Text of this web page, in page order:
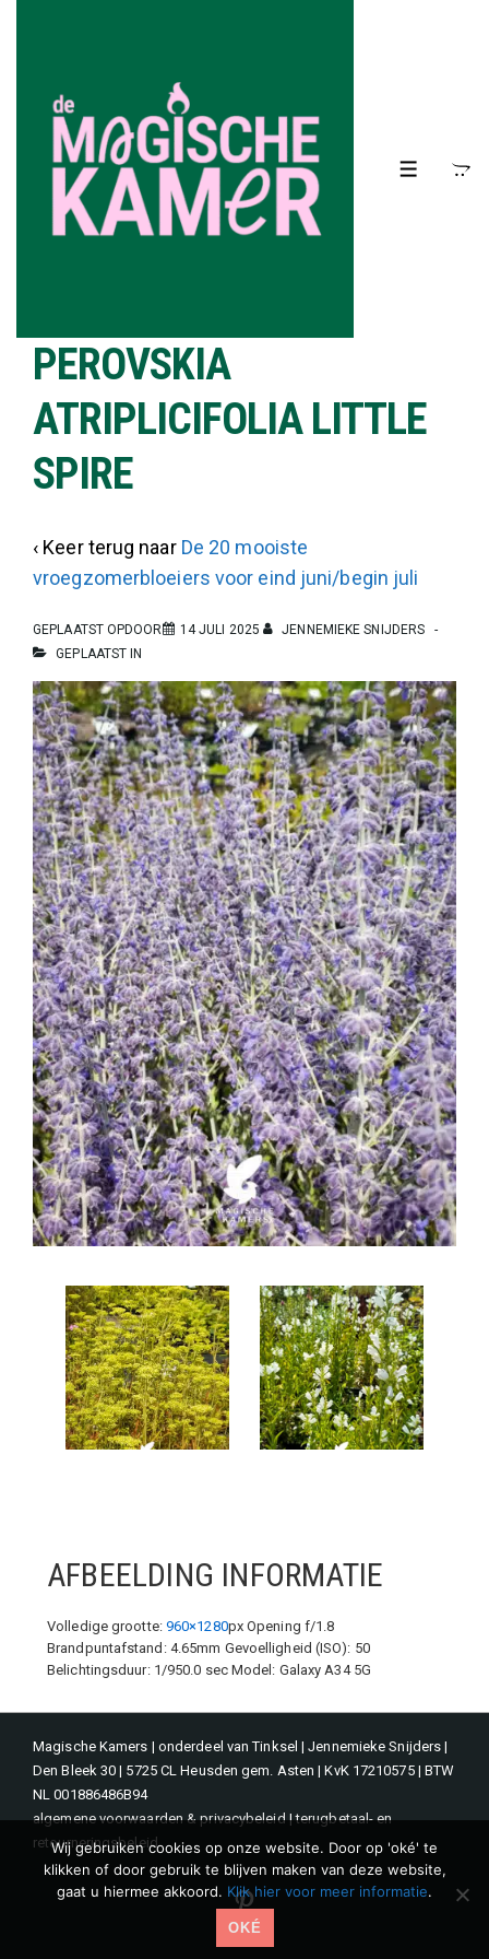
hoofdinhoud
MENU
PEROVSKIA
ATRIPLICIFOLIA LITTLE
SPIRE
‹ Keer terug naar De 20 mooiste
vroegzomerbloeiers voor eind juni/begin juli
GEPLAATST OPDOOR 14 JULI 2025
JENNEMIEKE SNIJDERS
GEPLAATST IN
AFBEELDING INFORMATIE
Volledige grootte: 960×1280px Opening f/1.8
Brandpuntafstand: 4.65mm Gevoelligheid (ISO): 50
Belichtingsduur: 1/950.0 sec Model: Galaxy A34 5G
Magische Kamers | onderdeel van Tinksel | Jennemieke Snijders |
Den Bleek 30 | 5725 CL Heusden gem. Asten | KvK 17210575 | BTW
NL 001886486B94
algemene voorwaarden & privacybeleid|terugbetaal- en
retourneringsbeleid
Pinterest
Wij gebruiken cookies op onze website. Door op 'oké' te
klikken of door gebruik te blijven maken van deze website,
gaat u hiermee akkoord. Klik hier voor meer informatie.
OKÉ